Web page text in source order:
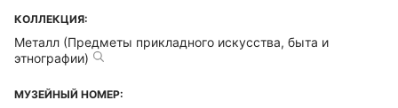
КОЛЛЕКЦИЯ:
Металл (Предметы прикладного искусства, быта и
этнографии)
МУЗЕЙНЫЙ НОМЕР: